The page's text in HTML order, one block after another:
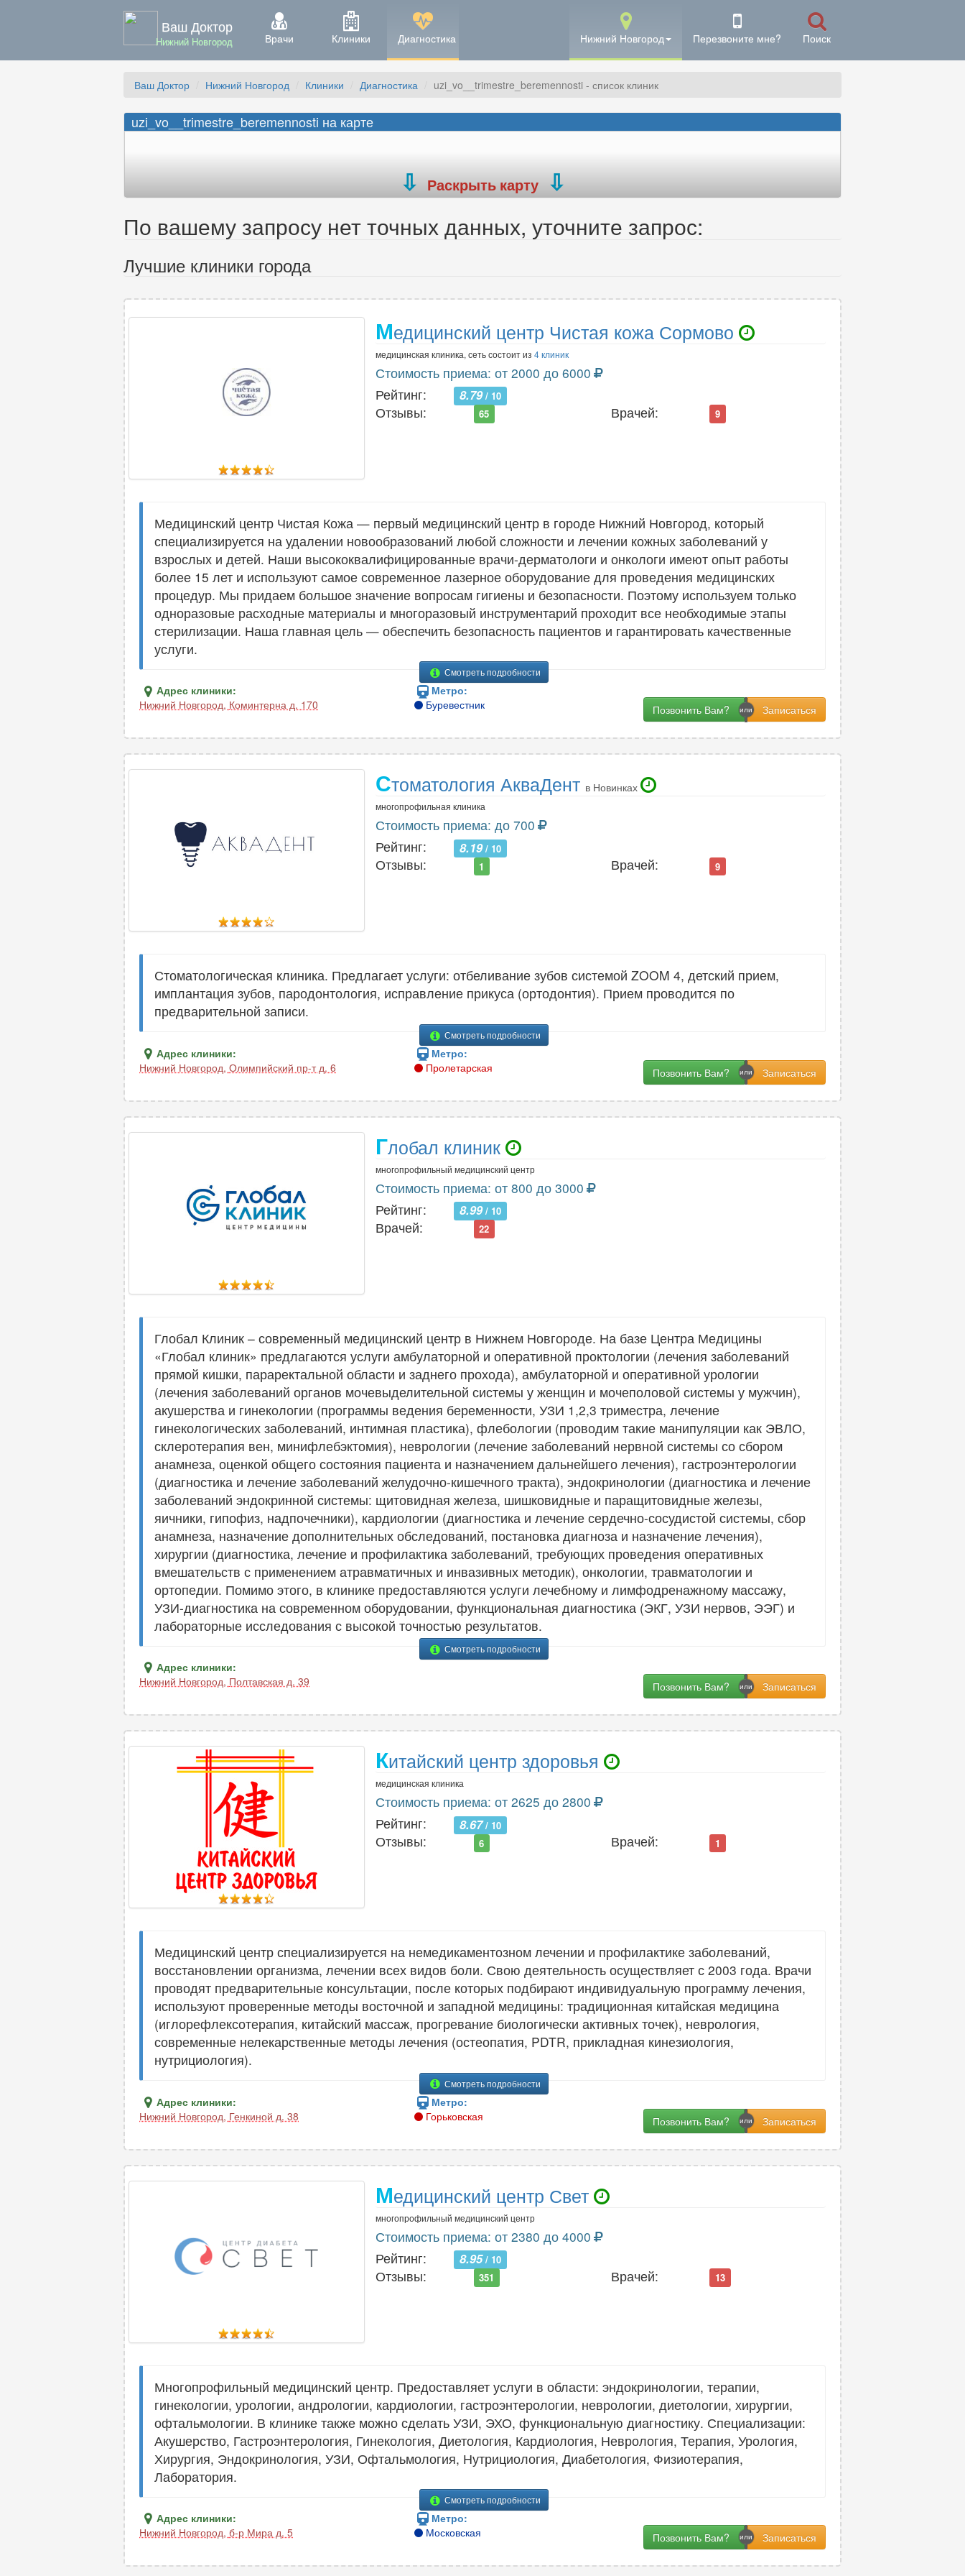
Ваш Доктор
Нижний Новгород Врачи Клиники Диагностика Нижний Новгород Перезвоните мне? Поиск
Ваш Доктор Нижний Новгород Клиники Диагностика uzi_vo__trimestre_beremennosti - список клиник
uzi_vo__trimestre_beremennosti на карте
Раскрыть карту
По вашему запросу нет точных данных, уточните запрос:
Лучшие клиники города
Медицинский центр Чистая кожа Сормово
медицинская клиника, сеть состоит из 4 клиник
Стоимость приема: от 2000 до 6000
Рейтинг:
8.79/ 10
Отзывы: 65 Врачей: 9
Медицинский центр Чистая Кожа — первый медицинский центр в городе Нижний Новгород, который
специализируется на удалении новообразований любой сложности и лечении кожных заболеваний у
взрослых и детей. Наши высококвалифицированные врачи-дерматологи и онкологи имеют опыт работы
более 15 лет и используют самое современное лазерное оборудование для проведения медицинских
процедур. Мы придаем большое значение вопросам гигиены и безопасности. Поэтому используем только
одноразовые расходные материалы и многоразовый инструментарий проходит все необходимые этапы
стерилизации. Наша главная цель — обеспечить безопасность пациентов и гарантировать качественные
услуги.
Смотреть подробности
Адрес клиники:
Нижний Новгород, Коминтерна д. 170
Метро:
Буревестник
Позвонить Вам?
Стоматология АкваДент в Новинках
многопрофильная клиника
Стоимость приема: до 700
Рейтинг:
8.19/ 10
Отзывы: 1 Врачей: 9
Стоматологическая клиника. Предлагает услуги: отбеливание зубов системой ZOOM 4, детский прием,
имплантация зубов, пародонтология, исправление прикуса (ортодонтия). Прием проводится по
предварительной записи.
Смотреть подробности
Адрес клиники:
Нижний Новгород, Олимпийский пр-т д. 6
Метро:
Пролетарская
Позвонить Вам?
Глобал клиник
многопрофильный медицинский центр
Стоимость приема: от 800 до 3000
Рейтинг:
8.99/ 10
Врачей: 22
Глобал Клиник – современный медицинский центр в Нижнем Новгороде. На базе Центра Медицины
«Глобал клиник» предлагаются услуги амбулаторной и оперативной проктологии (лечения заболеваний
прямой кишки, параректальной области и заднего прохода), амбулаторной и оперативной урологии
(лечения заболеваний органов мочевыделительной системы у женщин и мочеполовой системы у мужчин),
акушерства и гинекологии (программы ведения беременности, УЗИ 1,2,3 триместра, лечение
гинекологических заболеваний, интимная пластика), флебологии (проводим такие манипуляции как ЭВЛО,
склеротерапия вен, минифлебэктомия), неврологии (лечение заболеваний нервной системы со сбором
анамнеза, оценкой общего состояния пациента и назначением дальнейшего лечения), гастроэнтерологии
(диагностика и лечение заболеваний желудочно-кишечного тракта), эндокринологии (диагностика и лечение
заболеваний эндокринной системы: щитовидная железа, шишковидные и паращитовидные железы,
яичники, гипофиз, надпочечники), кардиологии (диагностика и лечение сердечно-сосудистой системы, сбор
анамнеза, назначение дополнительных обследований, постановка диагноза и назначение лечения),
хирургии (диагностика, лечение и профилактика заболеваний, требующих проведения оперативных
вмешательств с применением атравматичных и инвазивных методик), онкологии, травматологии и
ортопедии. Помимо этого, в клинике предоставляются услуги лечебному и лимфодренажному массажу,
УЗИ-диагностика на современном оборудовании, функциональная диагностика (ЭКГ, УЗИ нервов, ЭЭГ) и
лабораторные исследования с высокой точностью результатов.
Смотреть подробности
Адрес клиники:
Нижний Новгород, Полтавская д. 39 Позвонить Вам?
Китайский центр здоровья
медицинская клиника
Стоимость приема: от 2625 до 2800
Рейтинг:
8.67/ 10
Отзывы: 6 Врачей: 1
Медицинский центр специализируется на немедикаментозном лечении и профилактике заболеваний,
восстановлении организма, лечении всех видов боли. Свою деятельность осуществляет с 2003 года. Врачи
проводят предварительные консультации, после которых подбирают индивидуальную программу лечения,
используют проверенные методы восточной и западной медицины: традиционная китайская медицина
(иглорефлексотерапия, китайский массаж, прогревание биологически активных точек), неврология,
современные нелекарственные методы лечения (остеопатия, PDTR, прикладная кинезиология,
нутрициология).
Смотреть подробности
Адрес клиники:
Нижний Новгород, Генкиной д. 38
Метро:
Горьковская
Позвонить Вам?
Медицинский центр Свет
многопрофильный медицинский центр
Стоимость приема: от 2380 до 4000
Рейтинг:
8.95/ 10
Отзывы: 351 Врачей: 13
Многопрофильный медицинский центр. Предоставляет услуги в области: эндокринологии, терапии,
гинекологии, урологии, андрологии, кардиологии, гастроэнтерологии, неврологии, диетологии, хирургии,
офтальмологии. В клинике также можно сделать УЗИ, ЭХО, функциональную диагностику. Специализации:
Акушерство, Гастроэнтерология, Гинекология, Диетология, Кардиология, Неврология, Терапия, Урология,
Хирургия, Эндокринология, УЗИ, Офтальмология, Нутрициология, Диабетология, Физиотерапия,
Лаборатория.
Смотреть подробности
Адрес клиники:
Нижний Новгород, б-р Мира д. 5
Метро:
Московская
Позвонить Вам?